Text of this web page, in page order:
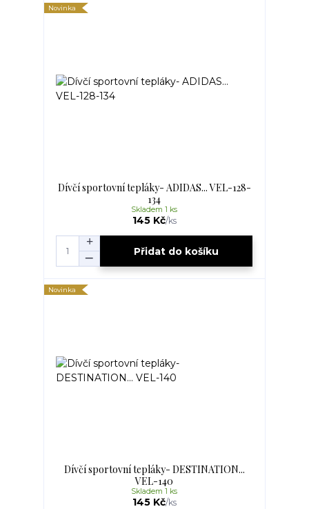
Novinka
Dívčí sportovní tepláky- ADIDAS... VEL-128-
134
145 Kč/ks
Skladem 1 ks
Přidat do košíku
Novinka
Dívčí sportovní tepláky- DESTINATION...
VEL-140
145 Kč/ks
Skladem 1 ks